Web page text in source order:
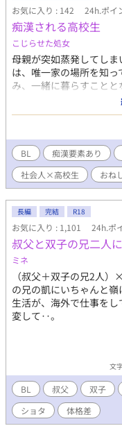
お気に入り : 142 24h.ポイ
痴漢される高校生
こじらせた処女
母親が突如蒸発してし
は、唯一家の場所を知
み、一緒に暮らすこと
いた秋葉であったが、
まう。その出来事をき
BL 痴漢要素あり
社会人×高校生
おね
長編 完結 R18
お気に入り : 1,101 24h.ポ
叔父と双子の兄二人
ミネ
（叔父＋双子の兄2人
の兄の凱にいちゃんと
生活が、海外で仕事を
変して‥。
文
BL 叔父 双子
ショタ
体格差